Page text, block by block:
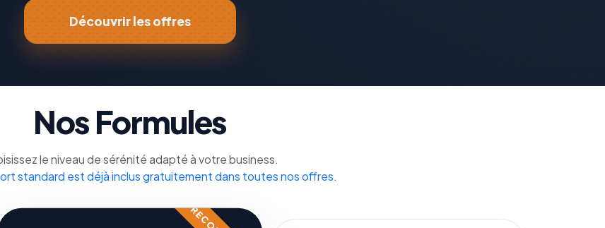
Découvrir les offres
Nos Formules
le niveau de sérénité adapté à votre business.
standard est déjà inclus gratuitement dans toutes nos offres.